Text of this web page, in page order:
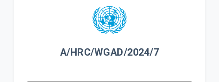
A/HRC/WGAD/2024/7